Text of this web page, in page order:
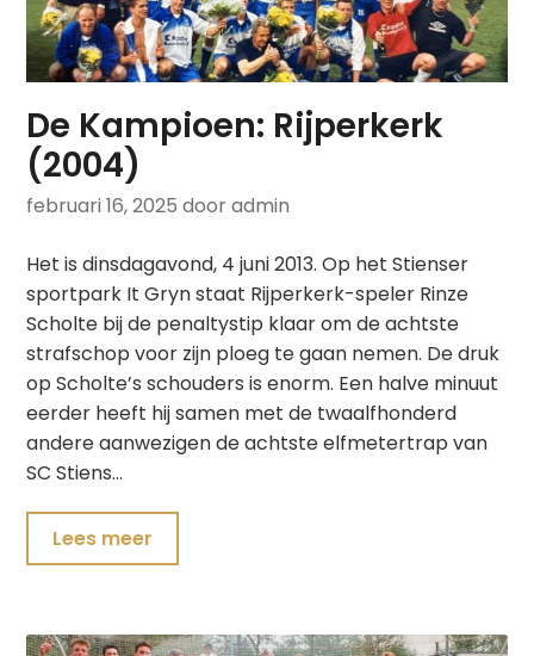
De Kampioen: Rijperkerk
(2004)
februari 16, 2025 door admin
Het is dinsdagavond, 4 juni 2013. Op het Stienser
sportpark It Gryn staat Rijperkerk-speler Rinze
Scholte bij de penaltystip klaar om de achtste
strafschop voor zijn ploeg te gaan nemen. De druk
op Scholte’s schouders is enorm. Een halve minuut
eerder heeft hij samen met de twaalfhonderd
andere aanwezigen de achtste elfmetertrap van
SC Stiens…
Lees meer